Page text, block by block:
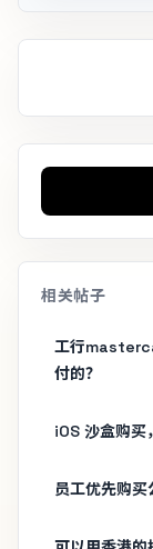
相关帖子
工行
付的？
iOS 沙盒购买
员工优先购